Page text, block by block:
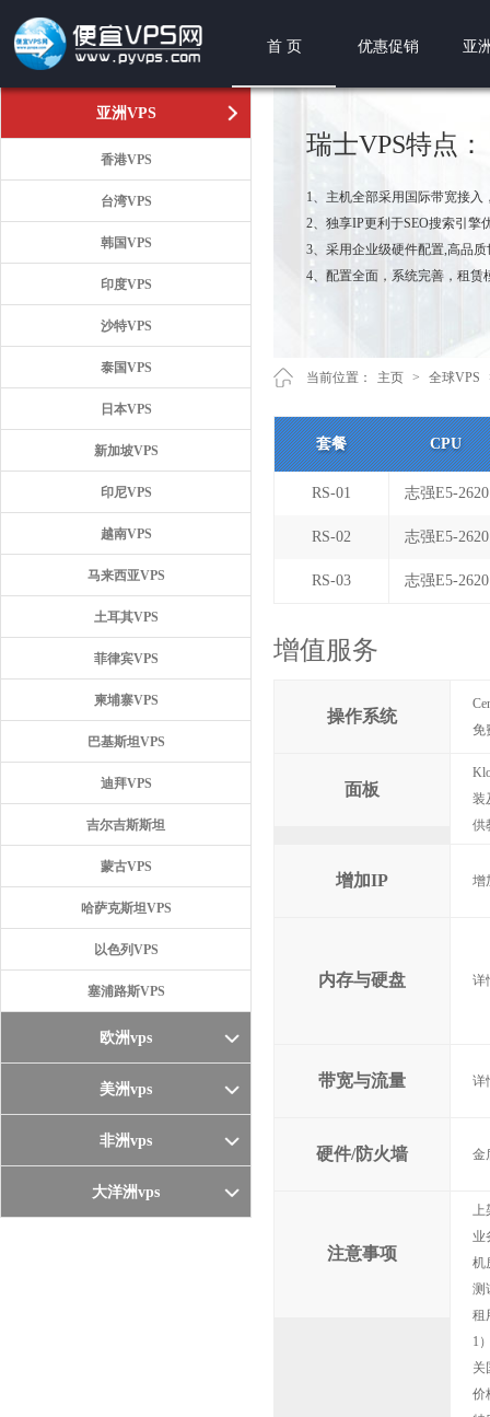
首 页 优惠促销 亚
亚洲VPS
香港VPS
台湾VPS
韩国VPS
印度VPS
沙特VPS
泰国VPS
日本VPS
新加坡VPS
印尼VPS
越南VPS
马来西亚VPS
土耳其VPS
菲律宾VPS
柬埔寨VPS
巴基斯坦VPS
迪拜VPS
吉尔吉斯斯坦
蒙古VPS
哈萨克斯坦VPS
以色列VPS
塞浦路斯VPS
欧洲vps
美洲vps
非洲vps
大洋洲vps
瑞士VPS特点：
1、主机全部采用国际带宽接
2、独享IP更利于SEO搜索引擎
3、采用企业级硬件配置,高品
4、配置全面，系统完善，租
当前位置： 主页 > 全球VPS
套餐 CPU
RS-01 志强E5-2620
RS-02 志强E5-2620
RS-03 志强E5-2620
增值服务
操作系统
免
面板
装
供
增加IP 增
内存与硬盘 详
带宽与流量 详
硬件/防火墙 金
注意事项
上
业
机
测
租
1
关
价